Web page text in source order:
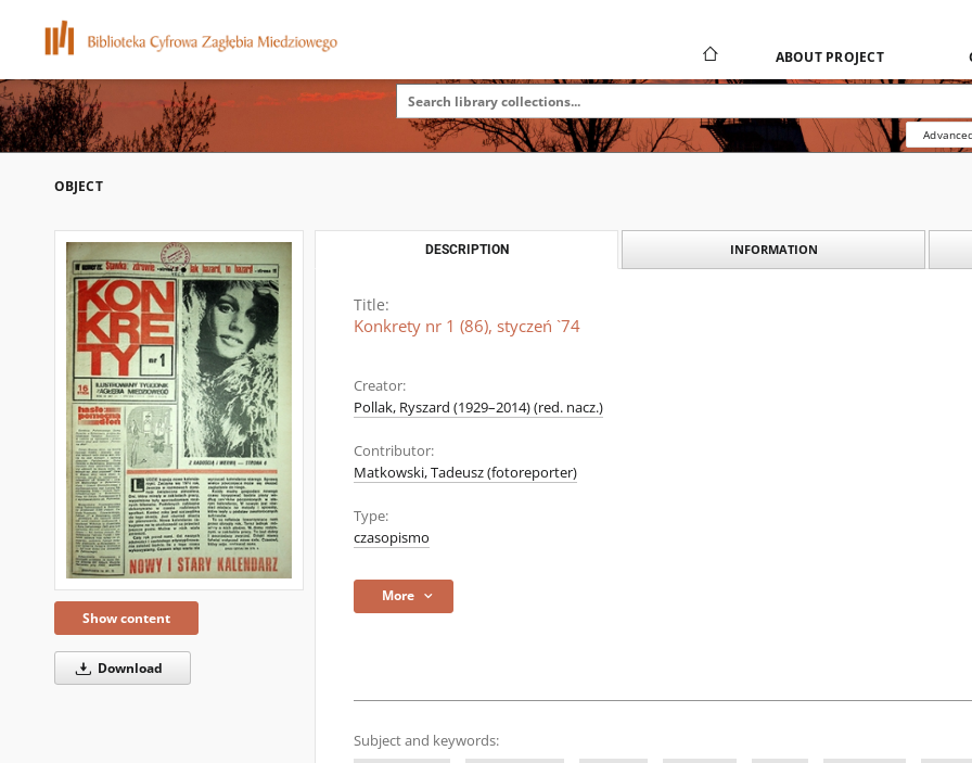
ABOUT PROJECT
OBJECT
Show content
Download
DESCRIPTION INFORMATION
Title:
Konkrety nr 1 (86), styczeń `74
Creator:
Pollak, Ryszard (1929–2014) (red. nacz.)
Contributor:
Matkowski, Tadeusz (fotoreporter)
Type:
czasopismo
More
Subject and keywords: